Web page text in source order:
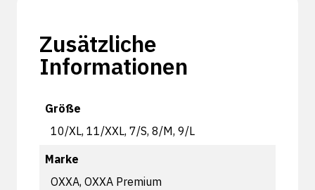
Zusätzliche
Informationen
Größe
10/XL, 11/XXL, 7/S, 8/M, 9/L
Marke
OXXA, OXXA Premium